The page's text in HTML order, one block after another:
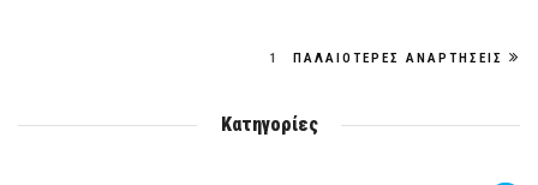
1 ΠΑΛΑΙΌΤΕΡΕΣ ΑΝΑΡΤΉΣΕΙΣ
Κατηγορίες